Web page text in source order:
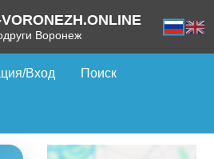
Воронеж
Вход Поиск